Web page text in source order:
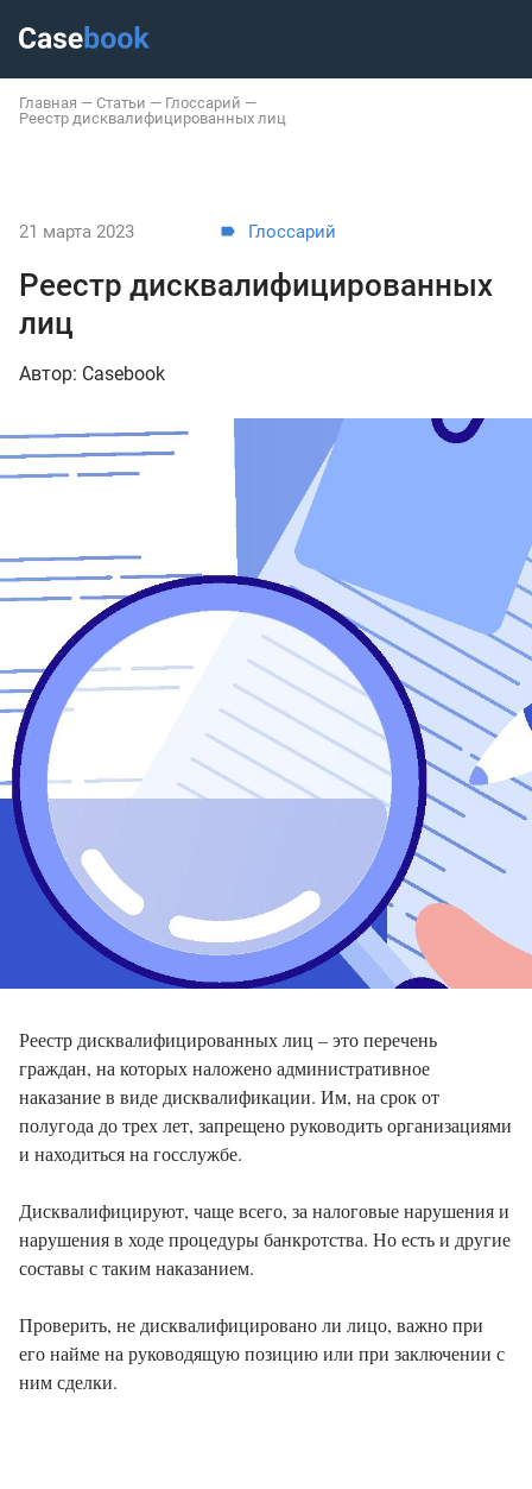
Главная — Статьи — Глоссарий —
Реестр дисквалифицированных лиц
21 марта 2023 Глоссарий
Реестр дисквалифицированных
лиц
Автор: Casebook
Реестр дисквалифицированных лиц – это перечень
граждан, на которых наложено административное
наказание в виде дисквалификации. Им, на срок от
полугода до трех лет, запрещено руководить организациями
и находиться на госслужбе.
Дисквалифицируют, чаще всего, за налоговые нарушения и
нарушения в ходе процедуры банкротства. Но есть и другие
составы с таким наказанием.
Проверить, не дисквалифицировано ли лицо, важно при
его найме на руководящую позицию или при заключении с
ним сделки.